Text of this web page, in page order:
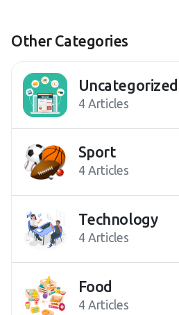
Other Categories
Uncategorized
4 Articles
Sport
4 Articles
Technology
4 Articles
Food
4 Articles